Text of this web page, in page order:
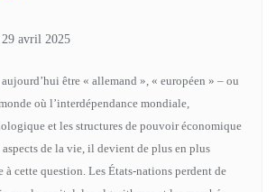
29 avril 2025
être « allemand », « européen » – ou
où l’interdépendance mondiale,
et les structures de pouvoir économique
de la vie, il devient de plus en plus
cette question. Les États-nations perdent de